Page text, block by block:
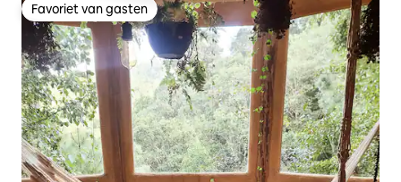
Favoriet van gasten
Favoriet van gasten